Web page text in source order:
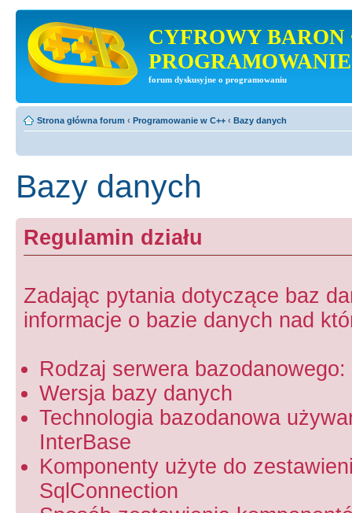
CYFROWY BARON
PROGRAMOWANIE
forum dyskusyjne o programowaniu
Strona główna forum ‹ Programowanie w C++ ‹ Bazy danych
Bazy danych
Regulamin działu
Zadając pytania dotyczące baz
informacje o bazie danych nad
Rodzaj serwera
Wersja bazy danych
Technologia bazodanowa
InterBase
Komponenty użyte do
SqlConnection